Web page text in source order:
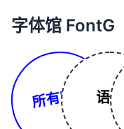
字体馆 FontG
所有字体 语言